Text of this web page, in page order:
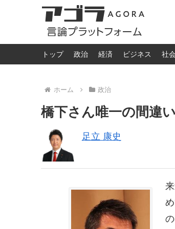
トップ 政治 経済 ビジネス 社
ホーム 政治
橋下さん唯一の間違
足立 康史